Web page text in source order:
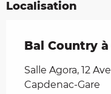
Localisation
Bal Country à
Salle Agora, 12
Capdenac-Gare